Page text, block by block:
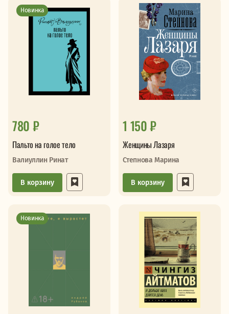
Новинка
780 ₽
Пальто на голое тело
Валиуллин Ринат
В корзину
1 150 ₽
Женщины Лазаря
Степнова Марина
В корзину
Новинка